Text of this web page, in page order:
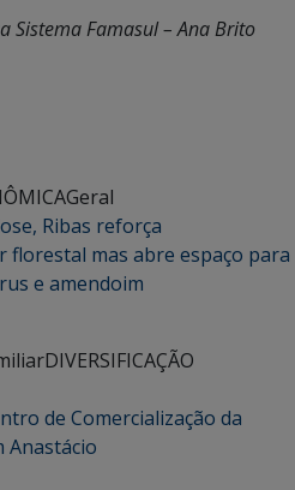
Sistema Famasul – Ana Brito
Geral
Ribas reforça
mas abre espaço para
e amendoim
DIVERSIFICAÇÃO
de Comercialização da
Anastácio